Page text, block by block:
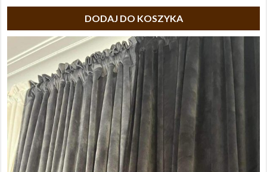
DODAJ DO KOSZYKA